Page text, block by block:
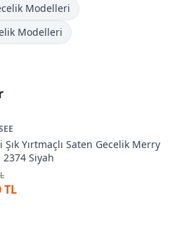
Modelleri
Modelleri
Yırtmaçlı Saten Gecelik Merry
2374 Siyah
TL